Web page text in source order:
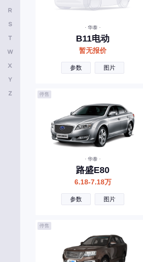
· 华泰 ·
B11电动
暂无报价
参数 图片
· 华泰 ·
路盛E80
6.18-7.18万
参数 图片
停售
停售
R
S
T
W
X
Y
Z
北京越野
宝骏
北京汽车
北汽瑞翔
百智新能源